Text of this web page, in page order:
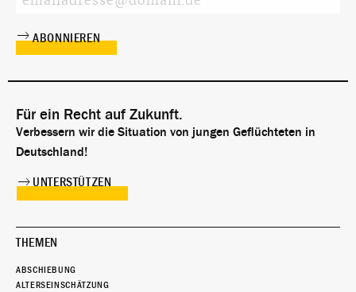
Für ein Recht auf Zukunft.
Verbessern wir die Situation von jungen Geflüchteten in
Deutschland!
UNTERSTÜTZEN
THEMEN
ABSCHIEBUNG
ALTERSEINSCHÄTZUNG